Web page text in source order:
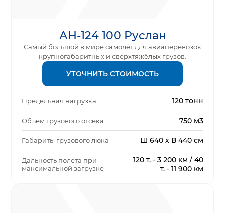
АН-124 100 Руслан
Самый большой в мире самолет для авиаперевозок
крупногабаритных и сверхтяжёлых грузов.
УТОЧНИТЬ СТОИМОСТЬ
Предельная нагрузка 120 тонн
Объем грузового отсека 750 м3
Габариты грузового люка Ш 640 х В 440 см
Дальность полета при
максимальной загрузке
120 т. - 3 200 км / 40
т. - 11 900 км